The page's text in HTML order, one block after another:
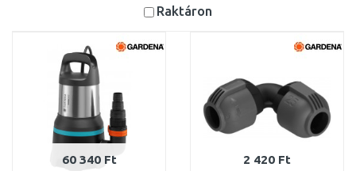
Raktáron
60 340 Ft 2 420 Ft